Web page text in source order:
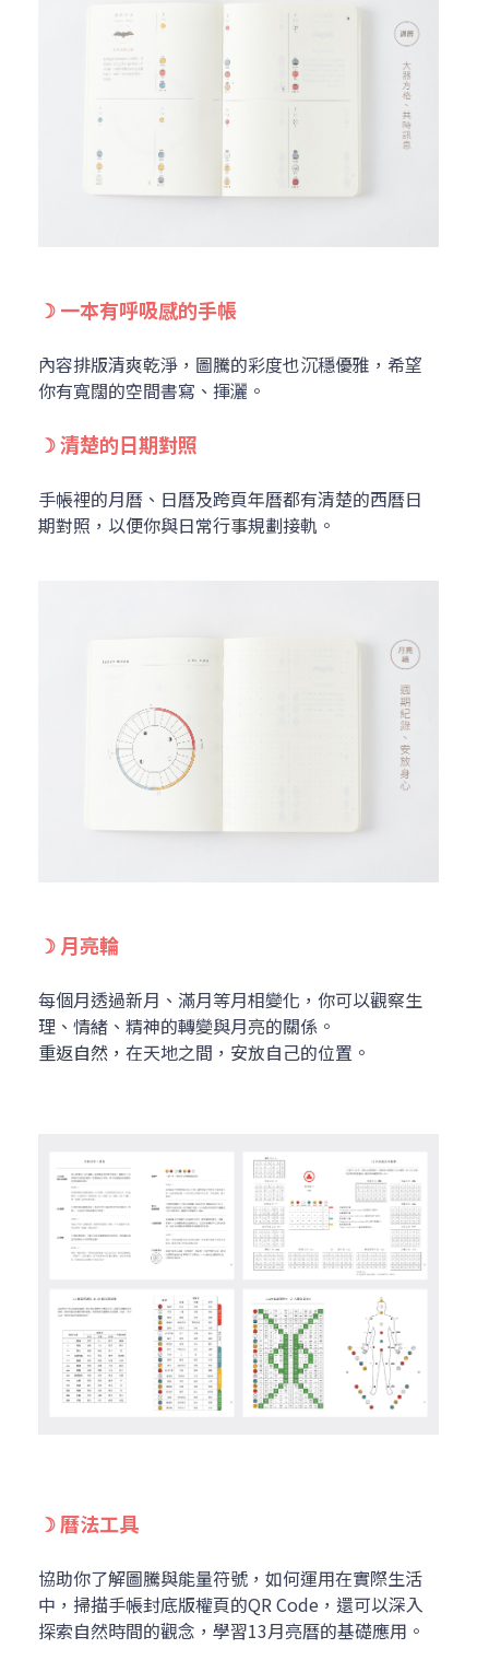
☽ 一本有呼吸感的手帳
內容排版清爽乾淨，圖騰的彩度也沉穩優雅，希望
你有寬闊的空間書寫、揮灑。
☽ 清楚的日期對照
手帳裡的月曆、日曆及跨頁年曆都有清楚的西曆日
期對照，以便你與日常行事規劃接軌。
☽ 月亮輪
每個月透過新月、滿月等月相變化，你可以觀察生
理、情緒、精神的轉變與月亮的關係。
重返自然， 在天地之間，安放自己的位置。
☽ 曆法工具
協助你了解圖騰與能量符號，如何運用在實際生活
中，掃描手帳封底版權頁的QR Code，還可以深入
探索自然時間的觀念，學習13月亮曆的基礎應用。